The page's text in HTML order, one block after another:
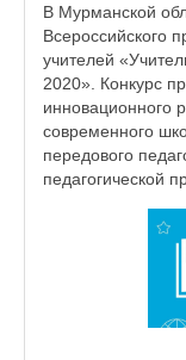
В Мурманской
Всероссийского
учителей
2020». Конкурс
инновационного
современного
передового
педагогической